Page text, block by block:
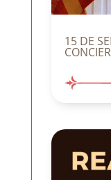
15 DE